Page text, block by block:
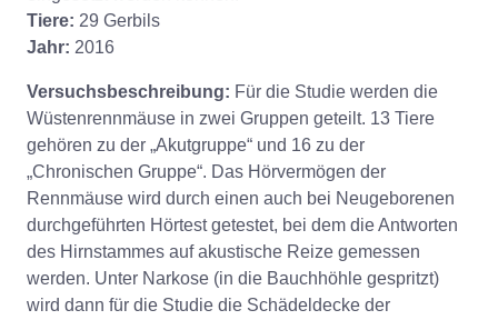
Tiere: 29 Gerbils
Jahr: 2016
Versuchsbeschreibung: Für die Studie werden die
Wüstenrennmäuse in zwei Gruppen geteilt. 13 Tiere
gehören zu der „Akutgruppe“ und 16 zu der
„Chronischen Gruppe“. Das Hörvermögen der
Rennmäuse wird durch einen auch bei Neugeborenen
durchgeführten Hörtest getestet, bei dem die Antworten
des Hirnstammes auf akustische Reize gemessen
werden. Unter Narkose (in die Bauchhöhle gespritzt)
wird dann für die Studie die Schädeldecke der